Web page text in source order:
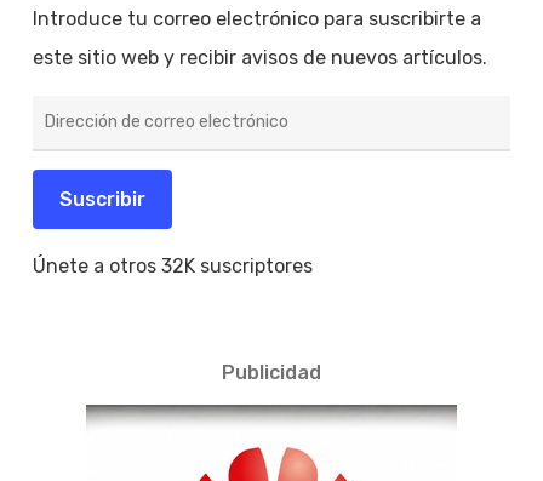
Introduce tu correo electrónico para suscribirte a
este sitio web y recibir avisos de nuevos artículos.
de
electrónico
Suscribir
Únete a otros 32K suscriptores
Publicidad